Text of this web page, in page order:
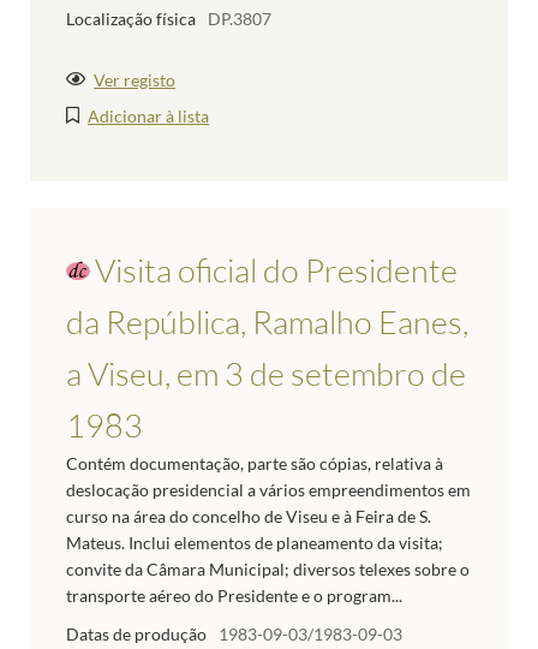
Localização física
DP.3807
Ver registo
Adicionar à lista
Visita oficial do Presidente
da República, Ramalho Eanes,
a Viseu, em 3 de setembro de
1983
Contém documentação, parte são cópias, relativa à
deslocação presidencial a vários empreendimentos em
curso na área do concelho de Viseu e à Feira de S.
Mateus. Inclui elementos de planeamento da visita;
convite da Câmara Municipal; diversos telexes sobre o
transporte aéreo do Presidente e o program...
Datas de produção
1983-09-03/1983-09-03